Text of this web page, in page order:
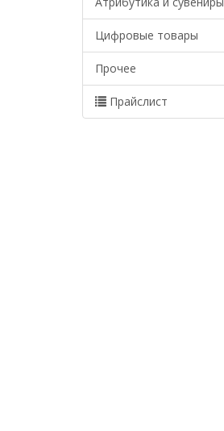
Цифровые товары
Прочее
Прайслист